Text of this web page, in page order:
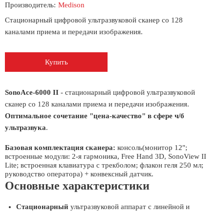
Производитель: Medison
Стационарный цифровой ультразвуковой сканер со 128
каналами приема и передачи изображения.
Купить
SonoAce-6000 II - стационарный цифровой ультразвуковой
сканер со 128 каналами приема и передачи изображения.
Оптимальное сочетание "цена-качество" в сфере ч/б
ультразвука.
Базовая комплектация сканера: консоль(монитор 12";
встроенные модули: 2-я гармоника, Free Hand 3D, SonoView II
Lite; встроенная клавиатура с трекболом; флакон геля 250 мл;
руководство оператора) + конвексный датчик.
Основные характеристики
Стационарный ультразвуковой аппарат с линейной и